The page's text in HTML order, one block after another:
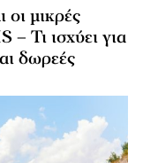
μικρές
Τι ισχύει για
δωρεές